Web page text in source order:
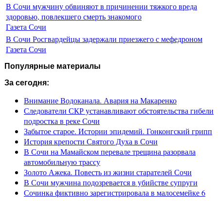
В Сочи мужчину обвиняют в причинении тяжкого вреда
здоровью, повлекшего смерть знакомого
Газета Сочи
В Сочи Росгвардейцы задержали приезжего с мефедроном
Газета Сочи
Популярные материалы
За сегодня:
Внимание Водоканала. Авария на Макаренко
Следователи СКР устанавливают обстоятельства гибели
подростка в реке Сочи
Забытое старое. Истории эпидемий. Гонконгский грипп
История крепости Святого Духа в Сочи
В Сочи на Мамайском перевале трещина разорвала
автомобильную трассу
Золото Ажека. Повесть из жизни старателей Сочи
В Сочи мужчина подозревается в убийстве супруги
Сочинка фиктивно зарегистрировала в малосемейке 6